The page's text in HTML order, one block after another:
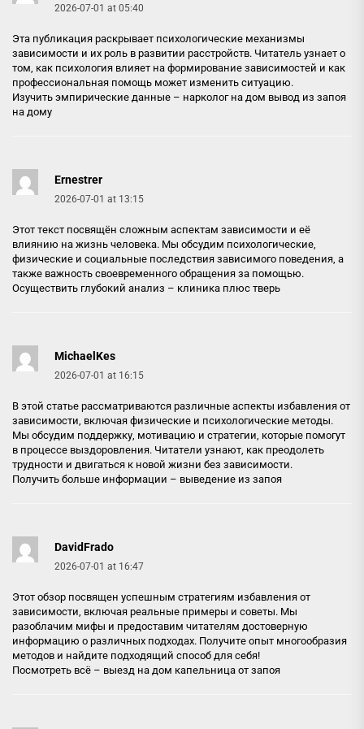
2026-07-01 at 05:40
Эта публикация раскрывает психологические механизмы
зависимости и их роль в развитии расстройств. Читатель узнает о
том, как психология влияет на формирование зависимостей и как
профессиональная помощь может изменить ситуацию.
Изучить эмпирические данные – нарколог на дом вывод из запоя
на дому
Ernestrer
2026-07-01 at 13:15
Этот текст посвящён сложным аспектам зависимости и её
влиянию на жизнь человека. Мы обсудим психологические,
физические и социальные последствия зависимого поведения, а
также важность своевременного обращения за помощью.
Осуществить глубокий анализ – клиника плюс тверь
MichaelKes
2026-07-01 at 16:15
В этой статье рассматриваются различные аспекты избавления от
зависимости, включая физические и психологические методы.
Мы обсудим поддержку, мотивацию и стратегии, которые помогут
в процессе выздоровления. Читатели узнают, как преодолеть
трудности и двигаться к новой жизни без зависимости.
Получить больше информации – выведение из запоя
DavidFrado
2026-07-01 at 16:47
Этот обзор посвящен успешным стратегиям избавления от
зависимости, включая реальные примеры и советы. Мы
разоблачим мифы и предоставим читателям достоверную
информацию о различных подходах. Получите опыт многообразия
методов и найдите подходящий способ для себя!
Посмотреть всё – выезд на дом капельница от запоя